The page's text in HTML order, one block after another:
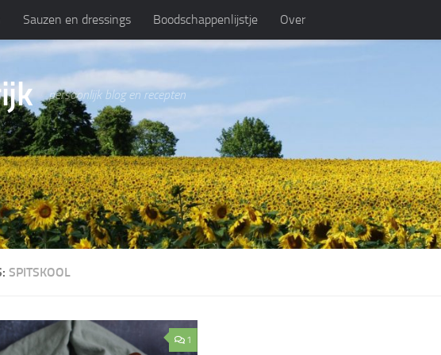
Sauzen en dressings Boodschappenlijstje Over
persoonlijk blog en recepten
SPITSKOOL
1